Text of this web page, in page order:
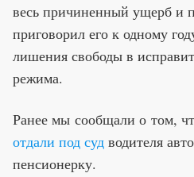
весь причиненный ущерб и
приговорил его к одному
лишения свободы в
режима.
Ранее мы сообщали о том,
отдали под суд водителя
пенсионерку.